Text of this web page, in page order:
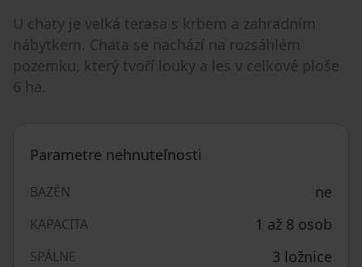
U chaty je velká terasa s krbem a zahradním
nábytkem. Chata se nachází na rozsáhlém
pozemku, který tvoří louky a les v celkové ploše
6 ha.
Parametre nehnuteľnosti
BAZÉN ne
KAPACITA 1 až 8 osob
SPÁLNE 3 ložnice